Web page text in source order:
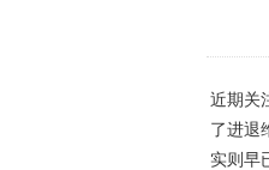
近期关
了进退
实则早